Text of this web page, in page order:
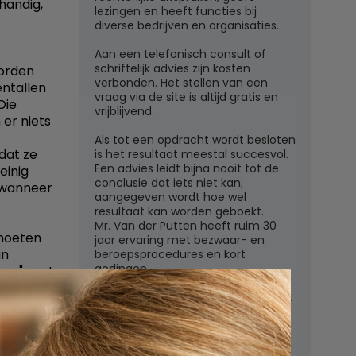
niets
ze
zegt
lezingen en heeft functies bij
diverse bedrijven en organisaties.
Aan een telefonisch consult of
schriftelijk advies zijn kosten
verbonden. Het stellen van een
vraag via de site is altijd gratis en
vrijblijvend.
Als tot een opdracht wordt besloten
is het resultaat meestal succesvol.
Een advies leidt bijna nooit tot de
conclusie dat iets niet kan;
aangegeven wordt hoe wel
resultaat kan worden geboekt.
Mr. Van der Putten heeft ruim 30
jaar ervaring met bezwaar- en
beroepsprocedures en kort
gedingen.
Juridisch adviesbureau mr. W.G.H.M.
van der Putten c.s.
Zutphensestraatweg 7
6881 WN Velp (Gld)